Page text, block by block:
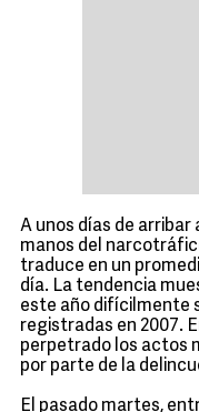
A unos días de arribar
manos del
traduce en un
día. La tendencia
este año difícilmente
registradas en 2007.
perpetrado los actos
por parte de la
El pasado martes,